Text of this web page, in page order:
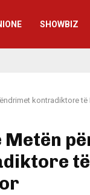
SHOWBIZ
kontradiktore
Metën